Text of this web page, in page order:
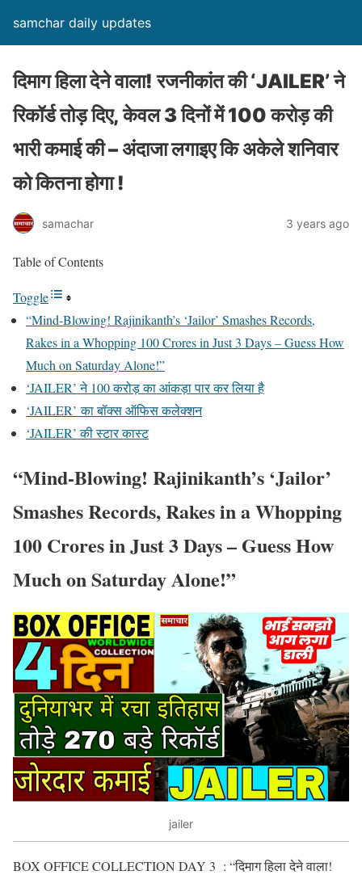
samchar daily updates
दिमाग हिला देने वाला! रजनीकांत की ‘JAILER’ ने
रिकॉर्ड तोड़ दिए, केवल 3 दिनों में 100 करोड़ की
भारी कमाई की – अंदाजा लगाइए कि अकेले शनिवार
को कितना होगा !
samachar 3 years ago
Table of Contents
Toggle
“Mind-Blowing! Rajinikanth’s ‘Jailor’ Smashes Records,
Rakes in a Whopping 100 Crores in Just 3 Days – Guess How
Much on Saturday Alone!”
‘JAILER’ ने 100 करोड़ का आंकड़ा पार कर लिया है
‘JAILER’ का बॉक्स ऑफिस कलेक्शन
‘JAILER’ की स्टार कास्ट
“Mind-Blowing! Rajinikanth’s ‘Jailor’
Smashes Records, Rakes in a Whopping
100 Crores in Just 3 Days – Guess How
Much on Saturday Alone!”
jailer
BOX OFFICE COLLECTION DAY 3 : “दिमाग हिला देने वाला!